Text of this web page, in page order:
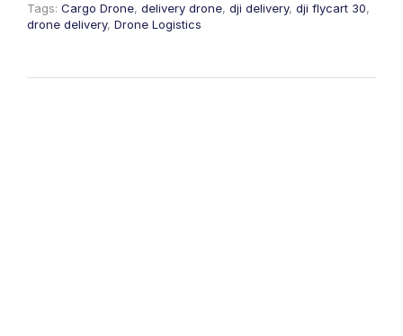
Tags: Cargo Drone, delivery drone, dji delivery, dji flycart 30,
drone delivery, Drone Logistics